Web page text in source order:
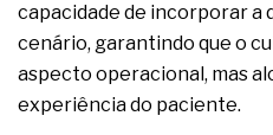
capacidade de incorporar a
cenário, garantindo que o
aspecto operacional, mas
experiência do paciente.